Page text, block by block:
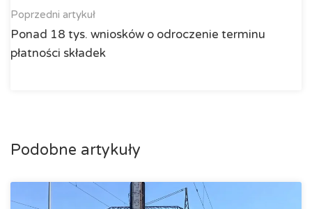
Poprzedni artykuł
Ponad 18 tys. wniosków o odroczenie terminu
płatności składek
Podobne artykuły